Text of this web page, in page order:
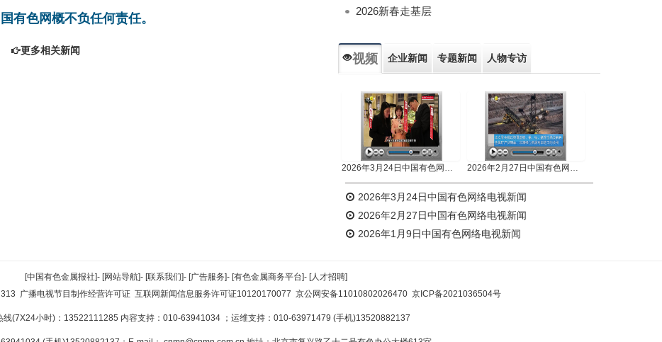
有色网概不负任何责任。
更多相关新闻
2026新春走基层
视频 企业新闻 专题新闻 人物专访
2026年3月24日中国有色网络电视新闻 2026年2月27日中国有色网络电视新闻
2026年3月24日中国有色网络电视新闻
2026年2月27日中国有色网络电视新闻
2026年1月9日中国有色网络电视新闻
[中国有色金属报社]- [网站导航]- [联系我们]- [广告服务]- [有色金属商务平台]- [人才招聘]
广播电视节目制作经营许可证 互联网新闻信息服务许可证10120170077 京公网安备11010802026470 京ICP备2021036504号
线(7X24小时)：13522111285 内容支持：010-63941034 ；运维支持：010-63971479 (手机)13520882137